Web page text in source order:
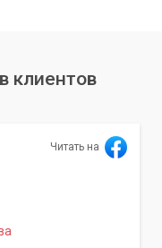
клиентов
Читать на